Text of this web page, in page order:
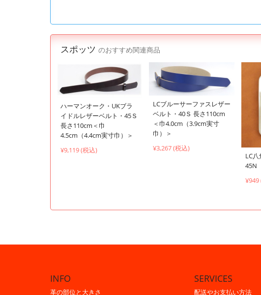
スポッツ のおすすめ関連商品
ハーマンオーク・UKブラ
イドルレザーベルト・45Ｓ
長さ110cm＜巾
4.5cm（4.4cm実寸巾）＞
¥9,119 (税込)
LCブルーサーファスレザー
ベルト・40Ｓ 長さ110cm
＜巾4.0cm（3.9cm実寸
巾）＞
¥3,267 (税込)
LC
45N
¥949
INFO
革の部位と大きさ
SERVICES
配送やお支払い方法